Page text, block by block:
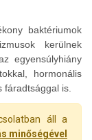
baktériumok
kerülnek
egyensúlyhiány
hormonális
is.
áll a
minőségével